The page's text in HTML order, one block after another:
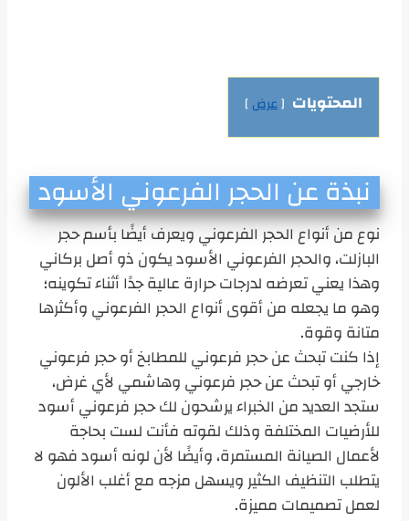
المحتويات عرض
نبذة عن الحجر الفرعوني الأسود
نوع من أنواع الحجر الفرعوني ويعرف أيضًا بأسم حجر
البازلت، والحجر الفرعوني الأسود يكون ذو أصل بركاني
وهذا يعني تعرضه لدرجات حرارة عالية جدًا أثناء تكوينه؛
وهو ما يجعله من أقوى أنواع الحجر الفرعوني وأكثرها
متانة وقوة.
إذا كنت تبحث عن حجر فرعوني للمطابخ أو حجر فرعوني
خارجي أو تبحث عن حجر فرعوني وهاشمي لأي غرض،
ستجد العديد من الخبراء يرشحون لك حجر فرعوني أسود
للأرضيات المختلفة وذلك لقوته فأنت لست بحاجة
لأعمال الصيانة المستمرة، وأيضًا لأن لونه أسود فهو لا
يتطلب التنظيف الكثير ويسهل مزجه مع أغلب الألون
لعمل تصميمات مميزة.